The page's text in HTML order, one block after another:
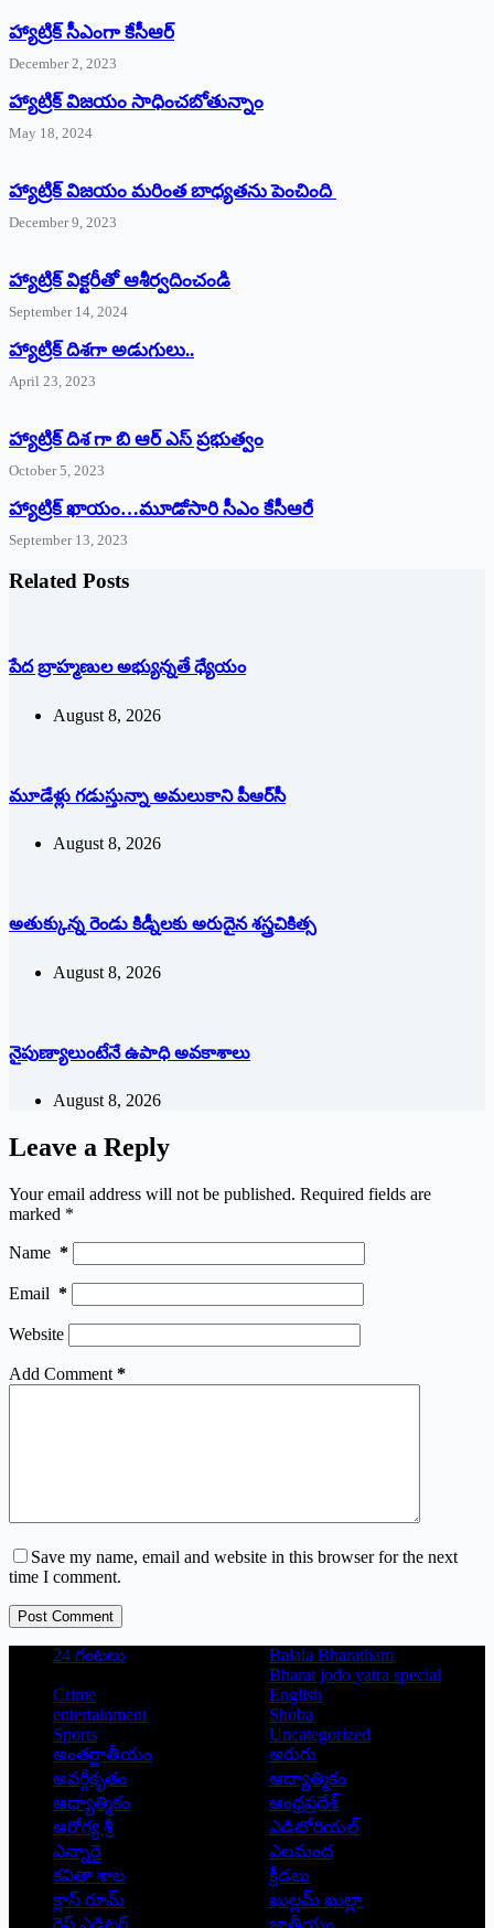
హ్యాట్రిక్‌ ‌సీఎంగా కేసీఆర్‌
December 2, 2023
హ్యాట్రిక్‌ విజయం సాధించబోతున్నాం
May 18, 2024
హ్యాట్రిక్ విజయం మరింత బాధ్యతను పెంచింది
December 9, 2023
హ్యాట్రిక్‌ ‌విక్టరీతో ఆశీర్వదించండి
September 14, 2024
‌హ్యాట్రిక్‌ ‌దిశగా అడుగులు..
April 23, 2023
హ్యాట్రిక్ దిశ గా బి ఆర్ ఎస్ ప్రభుత్వం
October 5, 2023
హ్యాట్రిక్‌ ‌ఖాయం…మూడోసారి సీఎం కేసీఆరే
September 13, 2023
Related Posts
పేద బ్రాహ్మణుల అభ్యున్నతే ధ్యేయం
August 8, 2026
మూడేళ్లు గ‌డుస్తున్నా అమ‌లుకాని పీఆర్‌సీ
August 8, 2026
అతుక్కున్న రెండు కిడ్నీలకు అరుదైన శస్త్రచికిత్స
August 8, 2026
నైపుణ్యాలుంటేనే ఉపాధి అవకాశాలు
August 8, 2026
Leave a Reply
Your email address will not be published. Required fields are
marked *
Name *
Email *
Website
Add Comment *
Save my name, email and website in this browser for the next
time I comment.
Post Comment
24 గంటలు
Balala Bharatham
Bharat jodo yatra special
Crime
English
entertainment
Shoba
Sports
Uncategorized
అంతర్జాతీయం
అరుగు
అవర్గీకృతం
ఆద్యాత్మికం
ఆధ్యాత్మికం
ఆంధ్రప్రదేశ్
ఆరోగ్య శ్రీ
ఎడిటోరియల్
ఎన్నారై
ఎలమంద
కవితా శాల
క్రీడలు
క్లాస్ రూమ్
ఖుల్లమ్ ఖుల్లా
గెస్ట్ ఎడిటర్
జాతీయం